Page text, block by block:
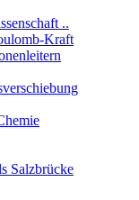
..
Kraft
Salzbrücke